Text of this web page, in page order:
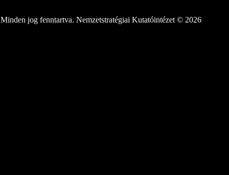
Minden jog fenntartva. Nemzetstratégiai Kutatóintézet © 2026